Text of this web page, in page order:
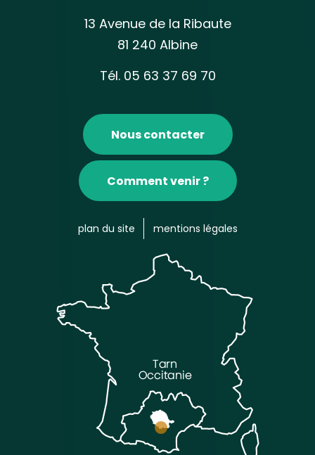
13 Avenue de la Ribaute
81 240 Albine
Tél. 05 63 37 69 70
Nous contacter
Comment venir ?
plan du site mentions légales